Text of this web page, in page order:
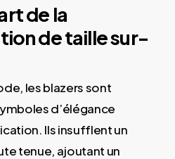
de la
de taille sur-
les blazers sont
d’élégance
Ils insufflent un
tenue, ajoutant un